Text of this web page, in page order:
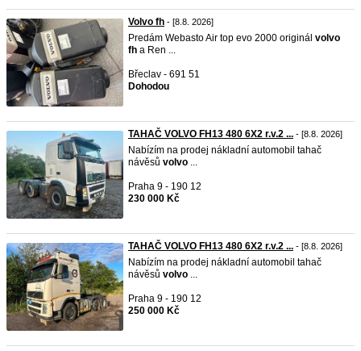
Volvo fh - [8.8. 2026]
Predám Webasto Air top evo 2000 originál volvo
fh a Ren ...
Břeclav - 691 51
Dohodou
TAHAČ VOLVO FH13 480 6X2 r.v.2 ... - [8.8. 2026]
Nabízím na prodej nákladní automobil tahač
návěsů volvo ...
Praha 9 - 190 12
230 000 Kč
TAHAČ VOLVO FH13 480 6X2 r.v.2 ... - [8.8. 2026]
Nabízím na prodej nákladní automobil tahač
návěsů volvo ...
Praha 9 - 190 12
250 000 Kč